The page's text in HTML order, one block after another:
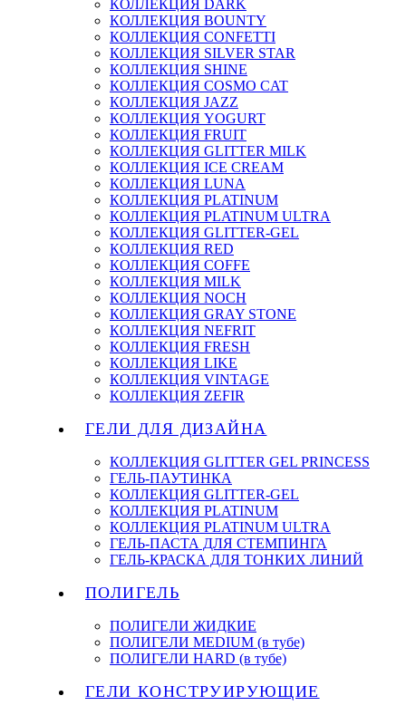
КОЛЛЕКЦИЯ DARK
КОЛЛЕКЦИЯ BOUNTY
КОЛЛЕКЦИЯ CONFETTI
КОЛЛЕКЦИЯ SILVER STAR
КОЛЛЕКЦИЯ SHINE
КОЛЛЕКЦИЯ COSMO CAT
КОЛЛЕКЦИЯ JAZZ
КОЛЛЕКЦИЯ YOGURT
КОЛЛЕКЦИЯ FRUIT
КОЛЛЕКЦИЯ GLITTER MILK
КОЛЛЕКЦИЯ ICE CREAM
КОЛЛЕКЦИЯ LUNA
КОЛЛЕКЦИЯ PLATINUM
КОЛЛЕКЦИЯ PLATINUM ULTRA
КОЛЛЕКЦИЯ GLITTER-GEL
КОЛЛЕКЦИЯ RED
КОЛЛЕКЦИЯ COFFE
КОЛЛЕКЦИЯ MILK
КОЛЛЕКЦИЯ NOCH
КОЛЛЕКЦИЯ GRAY STONE
КОЛЛЕКЦИЯ NEFRIT
КОЛЛЕКЦИЯ FRESH
КОЛЛЕКЦИЯ LIKE
КОЛЛЕКЦИЯ VINTAGE
КОЛЛЕКЦИЯ ZEFIR
ГЕЛИ ДЛЯ ДИЗАЙНА
КОЛЛЕКЦИЯ GLITTER GEL PRINCESS
ГЕЛЬ-ПАУТИНКА
КОЛЛЕКЦИЯ GLITTER-GEL
КОЛЛЕКЦИЯ PLATINUM
КОЛЛЕКЦИЯ PLATINUM ULTRA
ГЕЛЬ-ПАСТА ДЛЯ СТЕМПИНГА
ГЕЛЬ-КРАСКА ДЛЯ ТОНКИХ ЛИНИЙ
ПОЛИГЕЛЬ
ПОЛИГЕЛИ ЖИДКИЕ
ПОЛИГЕЛИ MEDIUM (в тубе)
ПОЛИГЕЛИ HARD (в тубе)
ГЕЛИ КОНСТРУИРУЮЩИЕ